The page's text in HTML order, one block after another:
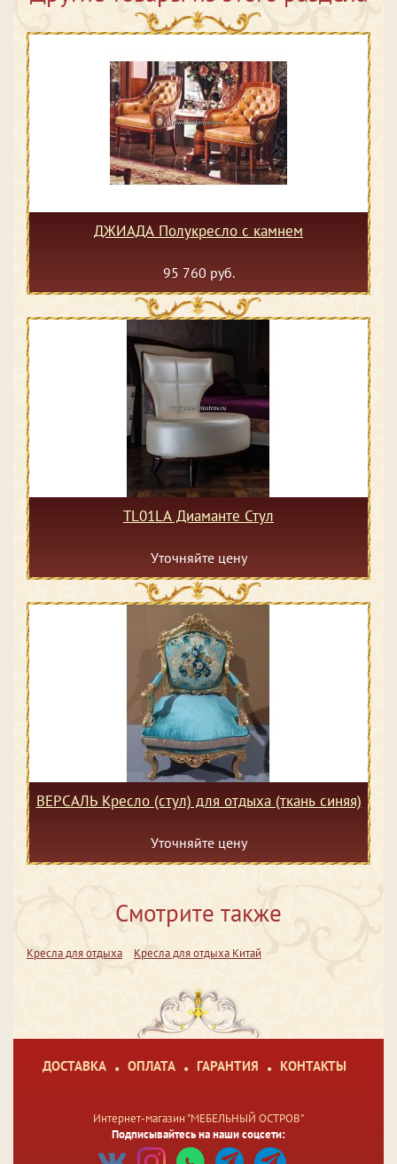
ДЖИАДА Полукресло с камнем
95 760 руб.
TL01LA Диаманте Стул
Уточняйте цену
ВЕРСАЛЬ Кресло (стул) для отдыха (ткань синяя)
Уточняйте цену
Смотрите также
Кресла для отдыха Кресла для отдыха Китай
ДОСТАВКА ОПЛАТА ГАРАНТИЯ КОНТАКТЫ
Интернет-магазин "МЕБЕЛЬНЫЙ ОСТРОВ"
Подписывайтесь на наши соцсети: